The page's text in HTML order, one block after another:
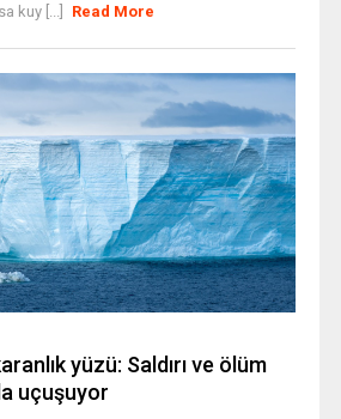
kuy [...]
Read More
yüzü: Saldırı ve ölüm
uçuşuyor